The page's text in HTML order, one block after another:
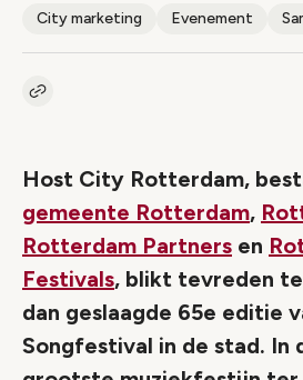
City marketing Evenement
Kopieer link naar artikel
Host City Rotterdam,
gemeente Rotterdam,
Rotterdam Partners en
Festivals, blikt tevreden
dan geslaagde 65e editie
Songfestival in de stad. In